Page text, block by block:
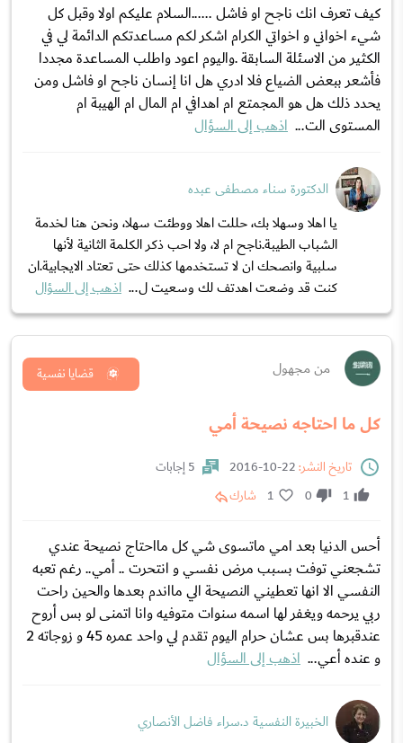
كيف تعرف انك ناجح او فاشل ......السلام عليكم اولا وقبل كل
شيء اخواني و اخواتي الكرام اشكر لكم مساعدتكم الدائمة لي في
الكثير من الاسئلة السابقة .واليوم اعود واطلب المساعدة مجددا
فأشعر ببعض الضياع فلا ادري هل انا إنسان ناجح او فاشل ومن
يحدد ذلك هل هو المجمتع ام اهدافي ام المال ام الهيبة ام
المستوى الت... اذهب إلى السؤال
الدكتورة سناء مصطفى عبده
يا اهلا وسهلا بك، حللت اهلا ووطئت سهلا، ونحن هنا لخدمة
الشباب الطيبة.ناجح ام لا، ولا احب ذكر الكلمة الثانية لأنها
سلبية وانصحك ان لا تستخدمها كذلك حتى تعتاد الايجابية.ان
كنت قد وضعت اهدتف لك وسعيت ل... اذهب إلى السؤال
من مجهول
كل ما احتاجه نصيحة أمي
قضايا نفسية
تاريخ النشر:
5 إجابات
1
0
1 شارك
أحس الدنيا بعد امي ماتسوى شي كل مااحتاج نصيحة عندي
تشجعني توفت بسبب مرض نفسي و انتحرت .. أمي.. رغم تعبه
النفسي الا انها تعطيني النصيحة الي مااندم بعدها والحين راحت
ربي يرحمه ويغفر لها اسمه سنوات متوفيه وانا اتمنى لو بس أروح
عندقبرها بس عشان حرام اليوم تقدم لي واحد عمره 45 و زوجاته 2
و عنده أعي... اذهب إلى السؤال
الخبيرة النفسية د.سراء فاضل الأنصاري